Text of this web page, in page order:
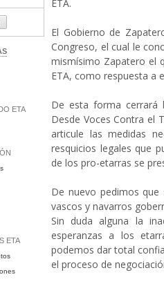
ETA
ETA
ETA.
El Gobierno de
Congreso, el cual le
mismísimo Zapatero el
ETA, como respuesta a
De esta forma cerrará
Desde Voces Contra el
articule las medidas
resquicios legales que
de los pro-etarras se
De nuevo pedimos
vascos y navarros
Sin duda alguna la
esperanzas a los
podemos dar total
el proceso de